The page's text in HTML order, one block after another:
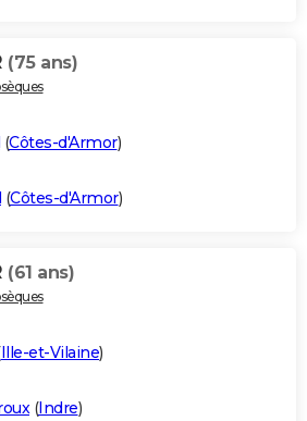
(75 ans)
(Côtes-d'Armor)
(Côtes-d'Armor)
(61 ans)
Ille-et-Vilaine)
(Indre)